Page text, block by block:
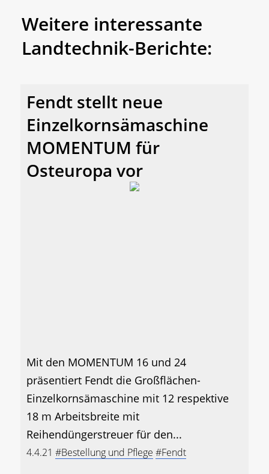
Weitere interessante
Landtechnik-Berichte:
Fendt stellt neue
Einzelkornsämaschine
MOMENTUM für
Osteuropa vor
Mit den MOMENTUM 16 und 24
präsentiert Fendt die Großflächen-
Einzelkornsämaschine mit 12 respektive
18 m Arbeitsbreite mit
Reihendüngerstreuer für den...
4.4.21 #Bestellung und Pflege #Fendt